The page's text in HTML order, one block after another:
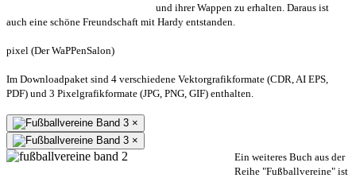
und ihrer Wappen zu erhalten. Daraus ist
auch eine schöne Freundschaft mit Hardy entstanden.
pixel (Der WaPPenSalon)
Im Downloadpaket sind 4 verschiedene Vektorgrafikformate (CDR, AI EPS,
PDF) und 3 Pixelgrafikformate (JPG, PNG, GIF) enthalten.
×
×
Ein weiteres Buch aus der
Reihe "Fußballvereine" ist